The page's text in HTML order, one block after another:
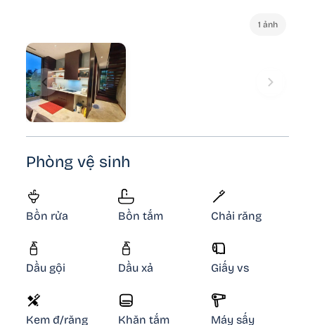
1 ảnh
Phòng vệ sinh
Bồn rửa Bồn tắm Chải răng
Dầu gội Dầu xả Giấy vs
Kem đ/răng Khăn tắm Máy sấy